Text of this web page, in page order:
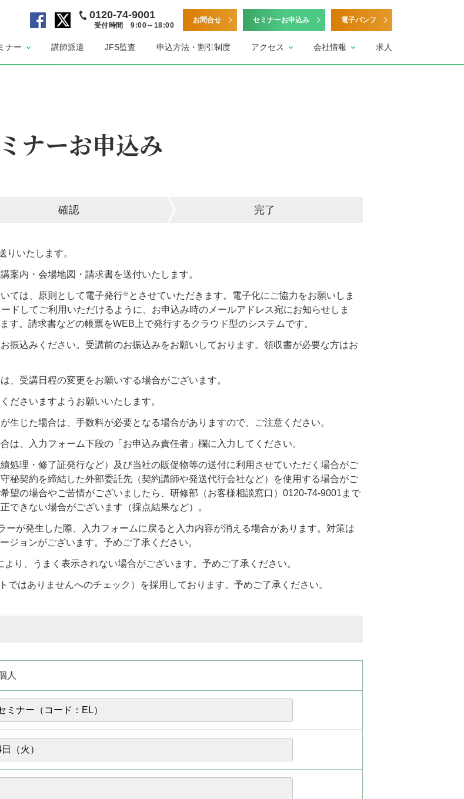
式
F
o
o
式
X
0120-74-9001
受付時間 9:00～18:00
お問合せ セミナーお申込み 電子パンフ
ナー 講師派遣 JFS監査 申込方法・割引制度 アクセス 会社情報 求人
ナーお申込み
確認 完了
りいたします。
案内・会場地図・請求書を送付いたします。
ては、原則として電子発行※ とさせていただきます。電子化にご協力をお願いしま
ドしてご利用いただけるように、お申込み時のメールアドレス宛にお知らせしま
す。請求書などの帳票をWEB上で発行するクラウド型のシステムです。
振込みください。受講前のお振込みをお願いしております。領収書が必要な方はお
、受講日程の変更をお願いする場合がございます。
ださいますようお願いいたします。
生じた場合は、手数料が必要となる場合がありますので、ご注意ください。
は、入力フォーム下段の「お申込み責任者」欄に入力してください。
処理・修了証発行など）及び当社の販促物等の送付に利用させていただく場合がご
秘契約を締結した外部委託先（契約講師や発送代行会社など）を使用する場合がご
望の場合やご苦情がございましたら、研修部（お客様相談窓口）0120-74-9001まで
できない場合がございます（採点結果など）。
ーが発生した際、入力フォームに戻ると入力内容が消える場合があります。対策は
ジョンがございます。予めご了承ください。
り、うまく表示されない場合がございます。予めご了承ください。
はありませんへのチェック）を採用しております。予めご了承ください。
人